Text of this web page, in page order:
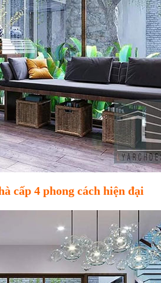
cấp 4 phong cách hiện đại